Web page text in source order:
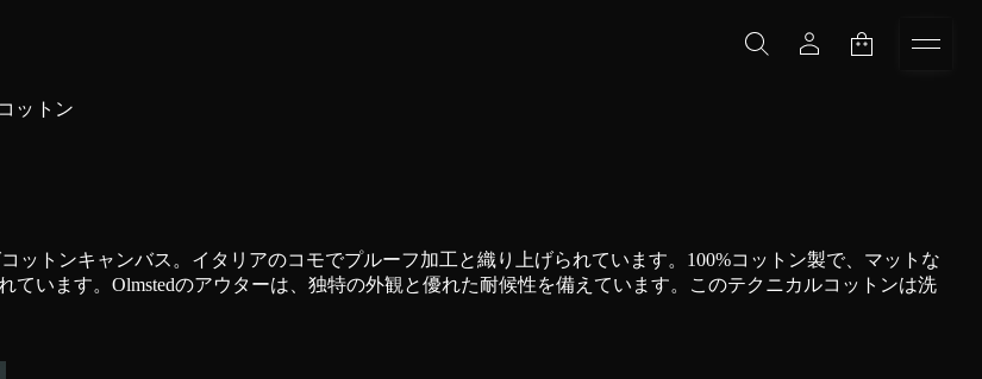
ットン
ットンキャンバス。イタリアのコモでプルーフ加工と織り上げられています。100%コットン製で、マットな
ています。Olmstedのアウターは、独特の外観と優れた耐候性を備えています。このテクニカルコットンは洗